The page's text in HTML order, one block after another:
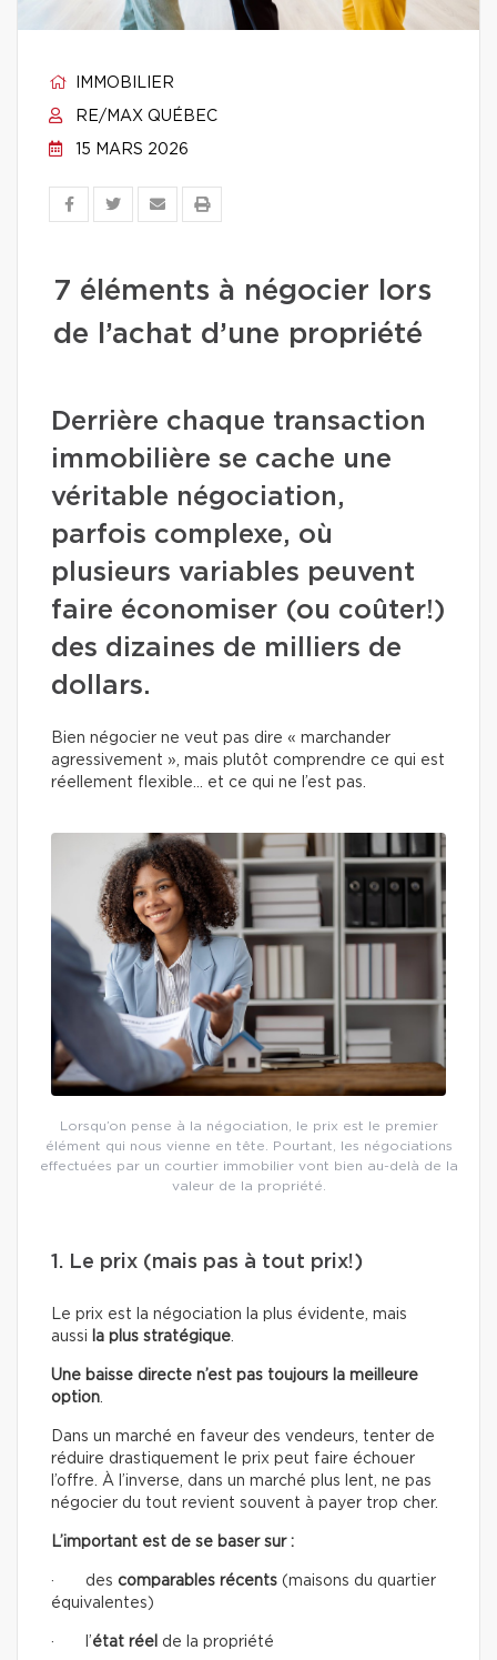
IMMOBILIER
RE/MAX QUÉBEC
15 MARS 2026
7 éléments à négocier lors
de l’achat d’une propriété
Derrière chaque transaction
immobilière se cache une
véritable négociation,
parfois complexe, où
plusieurs variables peuvent
faire économiser (ou coûter!)
des dizaines de milliers de
dollars.
Bien négocier ne veut pas dire « marchander
agressivement », mais plutôt comprendre ce qui est
réellement flexible… et ce qui ne l’est pas.
Lorsqu’on pense à la négociation, le prix est le premier
élément qui nous vienne en tête. Pourtant, les négociations
effectuées par un courtier immobilier vont bien au-delà de la
valeur de la propriété.
1. Le prix (mais pas à tout prix!)
Le prix est la négociation la plus évidente, mais
aussi
la plus stratégique.
Une baisse directe n’est pas toujours la meilleure
option.
Dans un marché en faveur des vendeurs, tenter de
réduire drastiquement le prix peut faire échouer
l’offre. À l’inverse, dans un marché plus lent, ne pas
négocier du tout revient souvent à payer trop cher.
L’important est de se baser sur :
· des comparables récents (maisons du quartier
équivalentes)
· l’état réel de la propriété